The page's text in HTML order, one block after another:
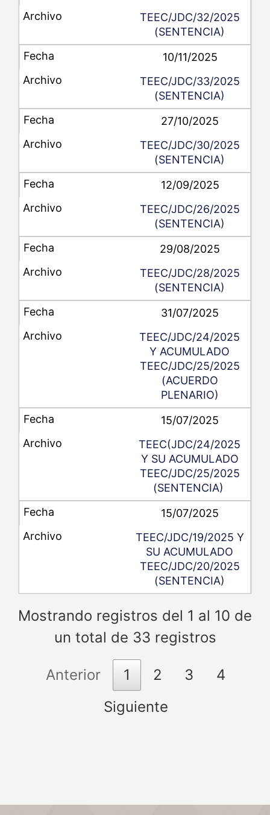
TEEC/JDC/32/2025
(SENTENCIA)
10/11/2025
TEEC/JDC/33/2025
(SENTENCIA)
27/10/2025
TEEC/JDC/30/2025
(SENTENCIA)
12/09/2025
TEEC/JDC/26/2025
(SENTENCIA)
29/08/2025
TEEC/JDC/28/2025
(SENTENCIA)
31/07/2025
TEEC/JDC/24/2025
Y ACUMULADO
TEEC/JDC/25/2025
(ACUERDO
PLENARIO)
15/07/2025
TEEC(JDC/24/2025
Y SU ACUMULADO
TEEC/JDC/25/2025
(SENTENCIA)
15/07/2025
TEEC/JDC/19/2025 Y
SU ACUMULADO
TEEC/JDC/20/2025
(SENTENCIA)
Mostrando registros del 1 al 10 de
un total de 33 registros
Anterior 1 2 3
4
Siguiente